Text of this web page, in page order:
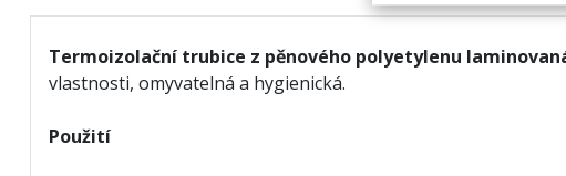
Termoizolační trubice z pěnového polyetylenu
vlastnosti, omyvatelná a hygienická.
Použití